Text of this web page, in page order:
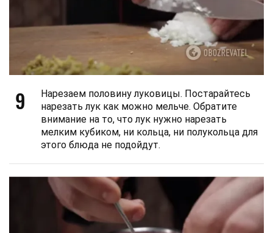
9
Нарезаем половину луковицы. Постарайтесь
нарезать лук как можно мельче. Обратите
внимание на то, что лук нужно нарезать
мелким кубиком, ни кольца, ни полукольца для
этого блюда не подойдут.